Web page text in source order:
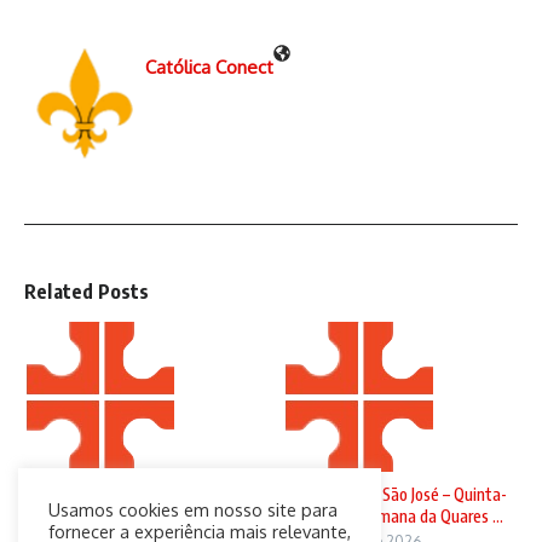
Católica Conect
Related Posts
29 de março de 2026
Solenidade de São José – Quinta-
feira da 4ª Semana da Quares ...
Usamos cookies em nosso site para
fornecer a experiência mais relevante,